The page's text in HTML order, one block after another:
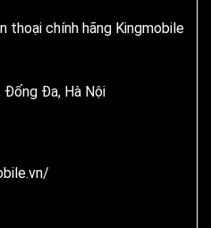
thoại chính hãng Kingmobile
Đa, Hà Nội